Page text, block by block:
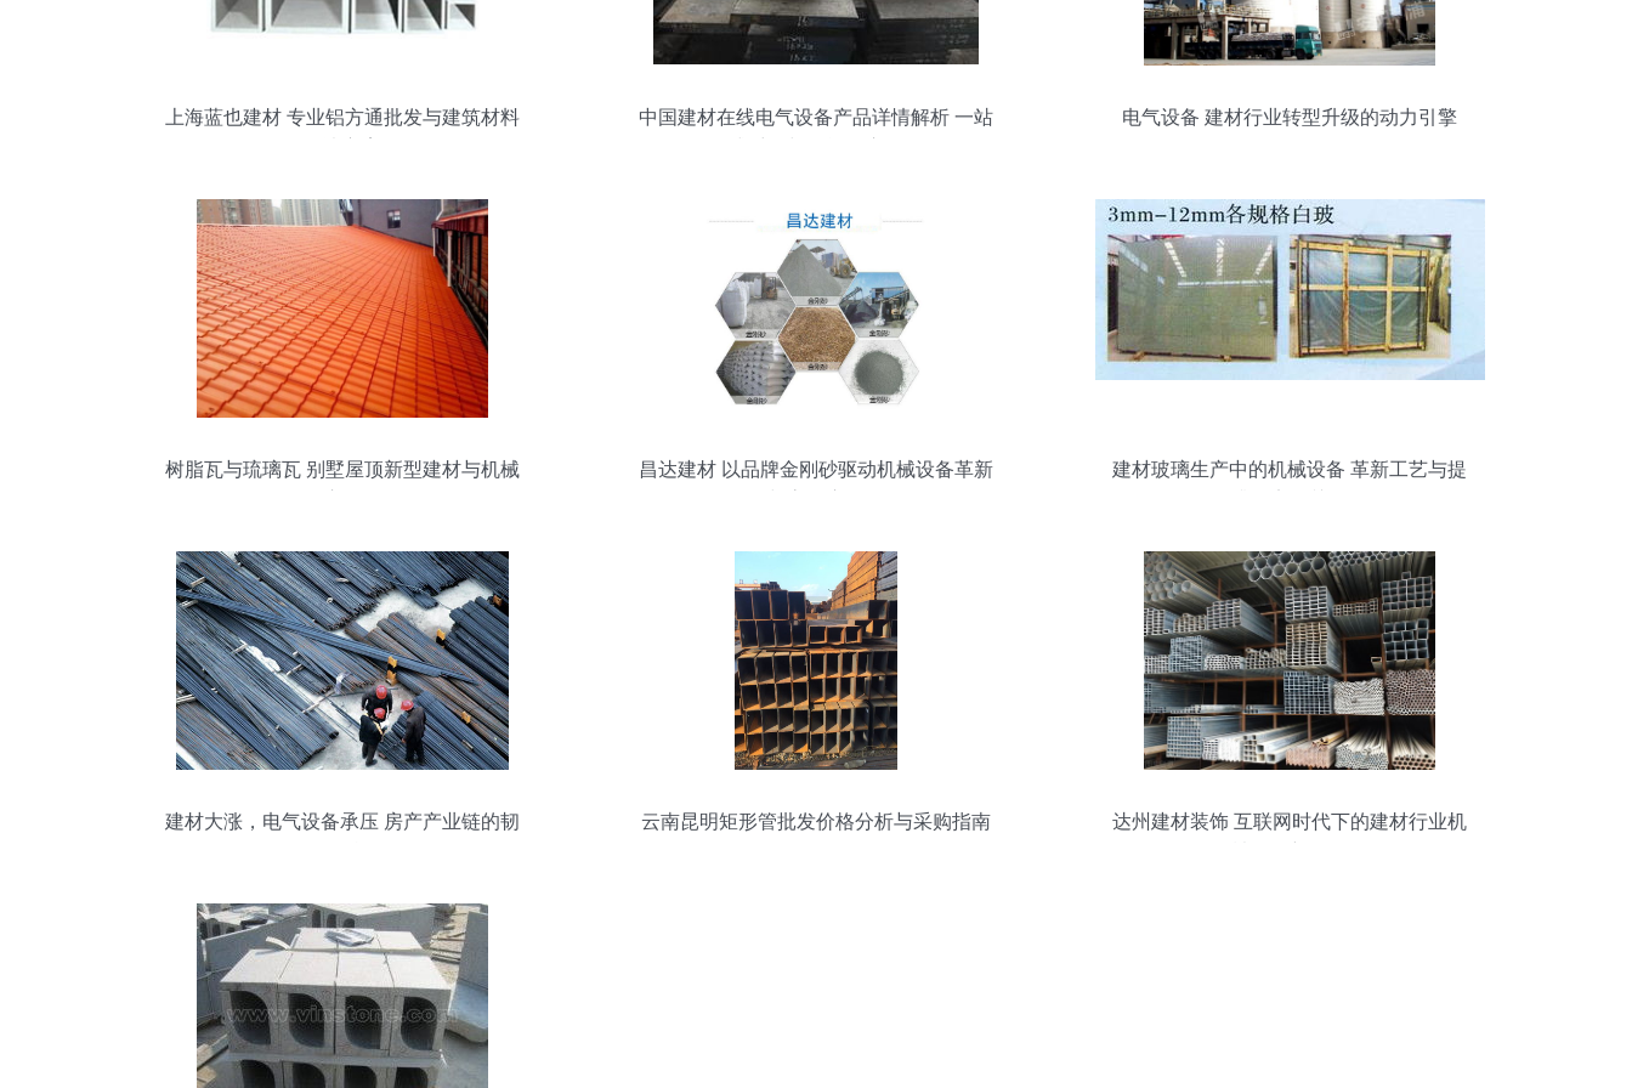
上海蓝也建材 专业铝方通批发与建筑材料
中国建材在线电气设备产品详情解析 一站
电气设备 建材行业转型升级的动力引擎
树脂瓦与琉璃瓦 别墅屋顶新型建材与机械
昌达建材 以品牌金刚砂驱动机械设备革新
建材玻璃生产中的机械设备 革新工艺与提
建材大涨，电气设备承压 房产产业链的韧
云南昆明矩形管批发价格分析与采购指南
达州建材装饰 互联网时代下的建材行业机